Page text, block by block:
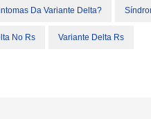
Da Variante Delta?
No Rs Variante Delta Rs